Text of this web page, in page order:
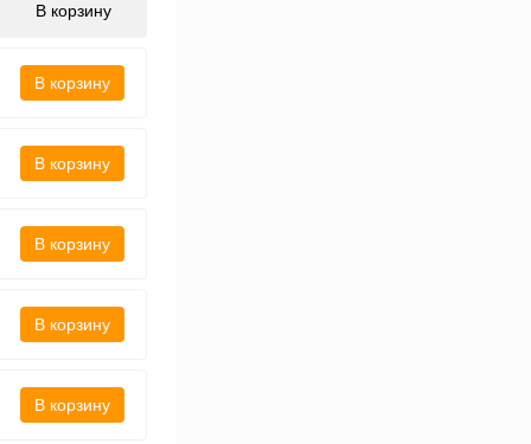
В корзину
В корзину
В корзину
В корзину
В корзину
В корзину